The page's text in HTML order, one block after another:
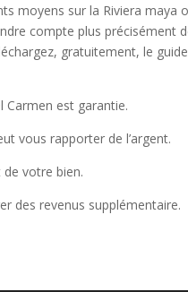
moyens sur la Riviera maya
compte plus précisément
gratuitement, le guide
Carmen est garantie.
vous rapporter de l’argent.
votre bien.
des revenus supplémentaire.